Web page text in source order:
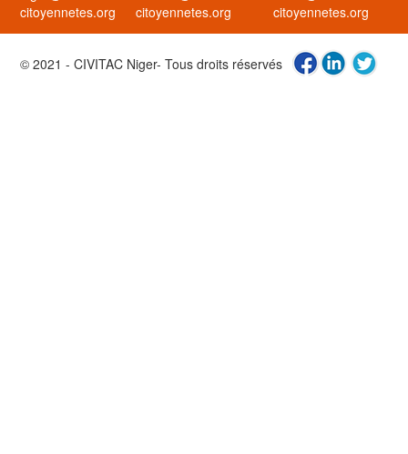
citoyennetes.org
citoyennetes.org
citoyennetes.org
© 2021 - CIVITAC Niger- Tous droits réservés